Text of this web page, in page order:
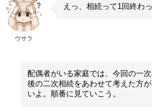
ウサラ
えっ、相続って1回終わ
配偶者がいる家庭では、今回の一
後の二次相続をあわせて考えた方
いよ。順番に見ていこう。